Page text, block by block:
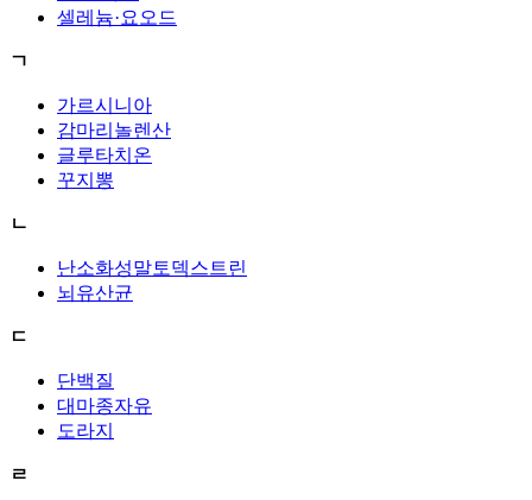
셀레늄·요오드
ㄱ
가르시니아
감마리놀렌산
글루타치온
꾸지뽕
ㄴ
난소화성말토덱스트린
뇌유산균
ㄷ
단백질
대마종자유
도라지
ㄹ